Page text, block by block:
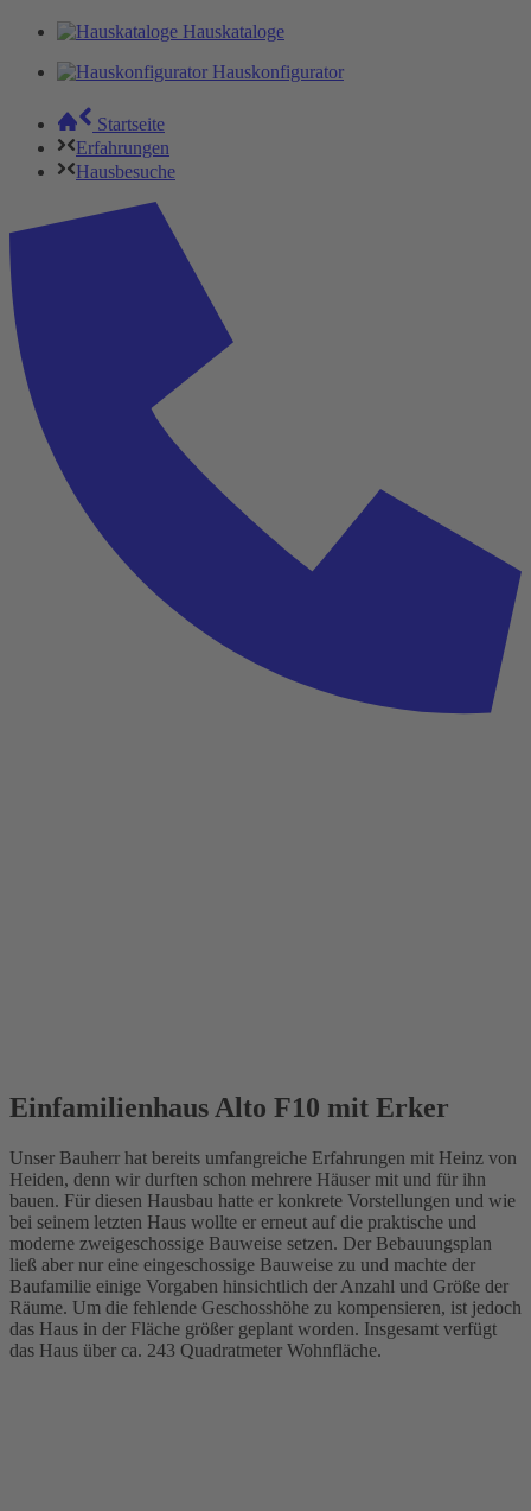
Hauskataloge
Hauskonfigurator
Startseite
Erfahrungen
Hausbesuche
Einfamilienhaus Alto F10 mit Erker
Unser Bauherr hat bereits umfangreiche Erfahrungen mit Heinz von
Heiden, denn wir durften schon mehrere Häuser mit und für ihn
bauen. Für diesen Hausbau hatte er konkrete Vorstellungen und wie
bei seinem letzten Haus wollte er erneut auf die praktische und
moderne zweigeschossige Bauweise setzen. Der Bebauungsplan
ließ aber nur eine eingeschossige Bauweise zu und machte der
Baufamilie einige Vorgaben hinsichtlich der Anzahl und Größe der
Räume. Um die fehlende Geschosshöhe zu kompensieren, ist jedoch
das Haus in der Fläche größer geplant worden. Insgesamt verfügt
das Haus über ca. 243 Quadratmeter Wohnfläche.